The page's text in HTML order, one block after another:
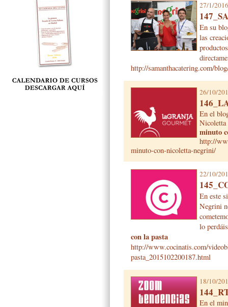
27/1/2016
En su
las
http://samanthacatering.com/
26/10/
En el
Nicoletta
minuto
http://
minuto-con-nicoletta-negrini/
22/10/
En este
Negrini
lo
con la pasta
http://www.cocinatis.com/
pasta_2015102200187.html
18/10/
En el